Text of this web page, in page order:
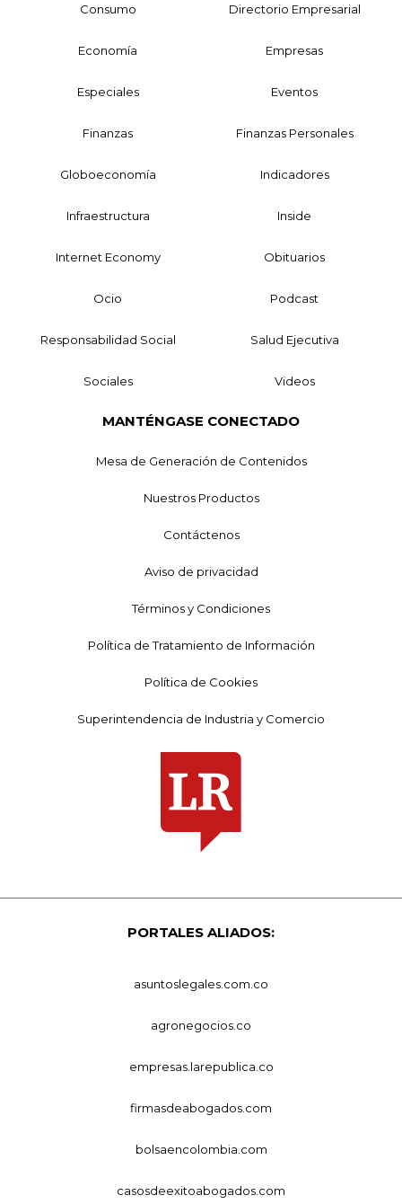
Consumo Directorio Empresarial
Economía Empresas
Especiales Eventos
Finanzas Finanzas Personales
Globoeconomía Indicadores
Infraestructura Inside
Internet Economy Obituarios
Ocio Podcast
Responsabilidad Social Salud Ejecutiva
Sociales Videos
MANTÉNGASE CONECTADO
Mesa de Generación de Contenidos
Nuestros Productos
Contáctenos
Aviso de privacidad
Términos y Condiciones
Política de Tratamiento de Información
Política de Cookies
Superintendencia de Industria y Comercio
PORTALES ALIADOS:
asuntoslegales.com.co
agronegocios.co
empresas.larepublica.co
firmasdeabogados.com
bolsaencolombia.com
casosdeexitoabogados.com